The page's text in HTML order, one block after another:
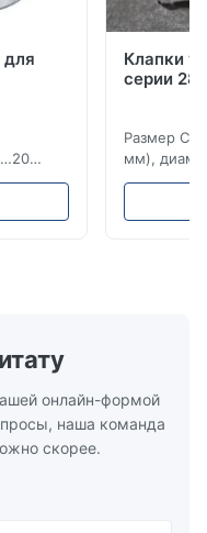
для
Клапки
серии
Размер
мм),
(15–20 мм)
ANSI
онлайн-формой
наша команда
скорее.